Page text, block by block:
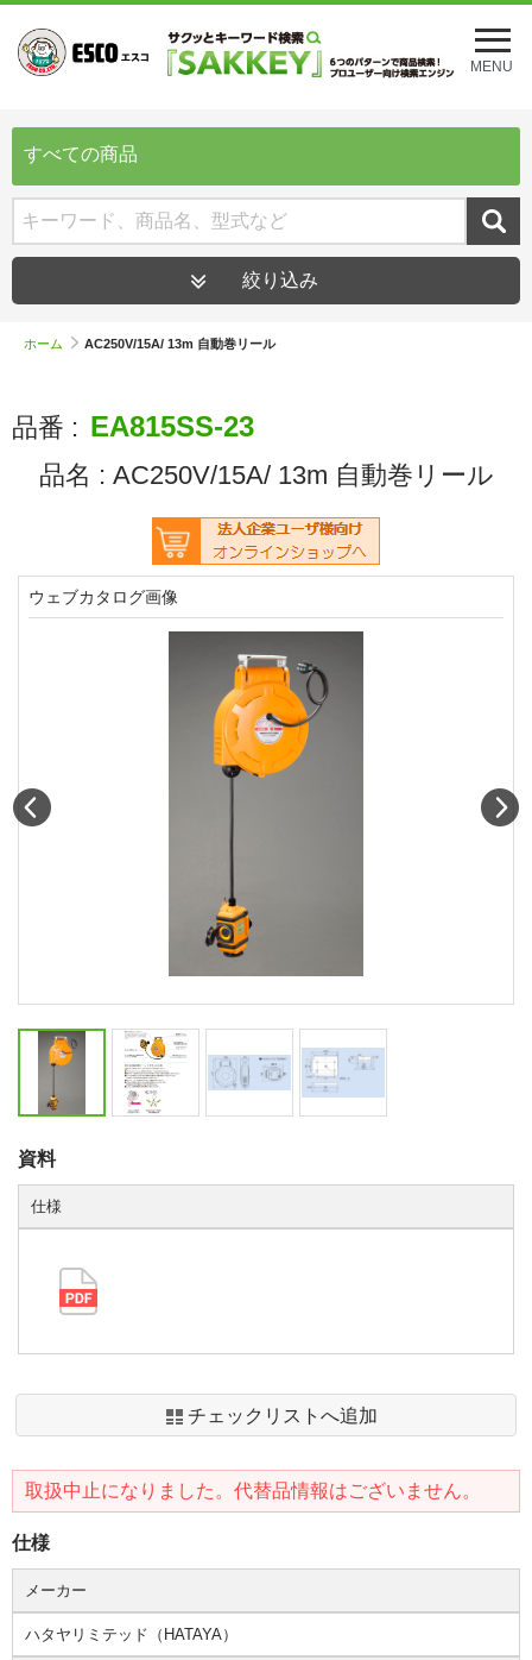
メ
ニ
ュ
を
MENU
すべての商品
絞り込み
ホーム AC250V/15A/ 13m 自動巻リール
品番 : EA815SS-23
品名 : AC250V/15A/ 13m 自動巻リール
チェックリストへ追加
取扱中止になりました。代替品情報はございません。
仕様
メーカー
ハタヤリミテッド（HATAYA）
ウェブカタログ画像
資料
仕様